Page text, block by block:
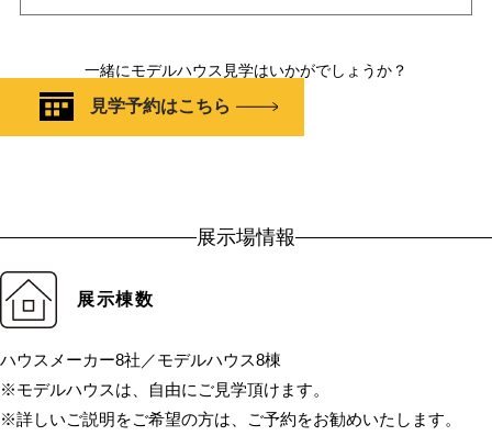
一緒にモデルハウス見学はいかがでしょうか？
見学予約はこちら
展示場情報
展示棟数
ハウスメーカー8社／モデルハウス8棟
※モデルハウスは、自由にご見学頂けます。
※詳しいご説明をご希望の方は、ご予約をお勧めいたします。